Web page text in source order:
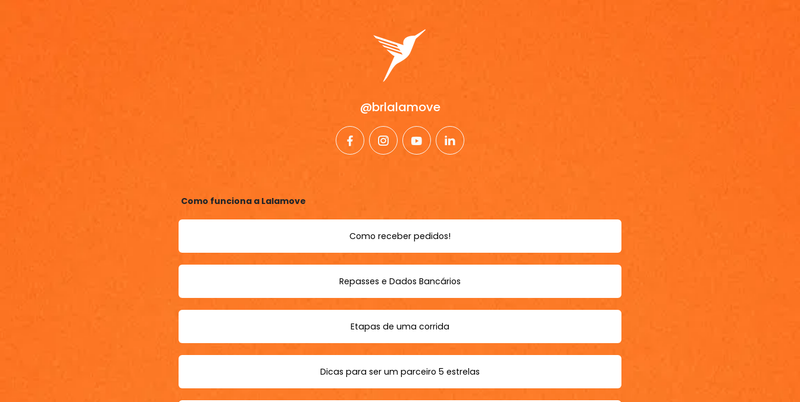
@brlalamove
facebookinstagramyoutubelinkedin
Como funciona a Lalamove
Como receber pedidos!
Repasses e Dados Bancários
Etapas de uma corrida
Dicas para ser um parceiro 5 estrelas